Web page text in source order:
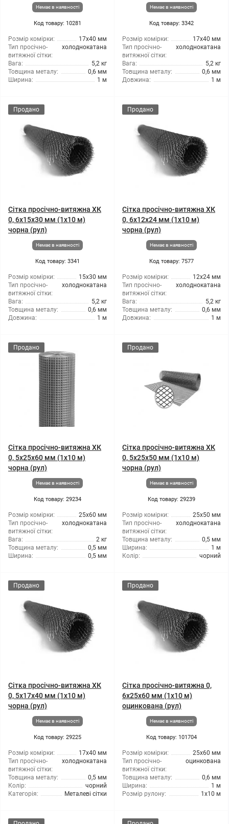
Немає в наявності
Код товару: 10281
Розмір комірки:
17x40 мм
Тип просічно-
витяжної сітки:
холоднокатана
Вага:
5,2 кг
Товщина металу:
0,6 мм
Ширина:
1 м
Немає в наявності
Код товару: 3342
Розмір комірки:
17x40 мм
Тип просічно-
витяжної сітки:
холоднокатана
Вага:
5,2 кг
Товщина металу:
0,6 мм
Довжина:
1 м
Продано
Сітка просічно-витяжна ХК
0, 6x15x30 мм (1x10 м)
чорна (рул)
Немає в наявності
Код товару: 3341
Розмір комірки:
15x30 мм
Тип просічно-
витяжної сітки:
холоднокатана
Вага:
5,2 кг
Товщина металу:
0,6 мм
Довжина:
1 м
Продано
Сітка просічно-витяжна ХК
0, 6x12x24 мм (1x10 м)
чорна (рул)
Немає в наявності
Код товару: 7577
Розмір комірки:
12x24 мм
Тип просічно-
витяжної сітки:
холоднокатана
Вага:
5,2 кг
Товщина металу:
0,6 мм
Довжина:
1 м
Продано
Сітка просічно-витяжна ХК
0, 5x25x60 мм (1x10 м)
чорна (рул)
Немає в наявності
Код товару: 29234
Розмір комірки:
25x60 мм
Тип просічно-
витяжної сітки:
холоднокатана
Вага:
2 кг
Товщина металу:
0,5 мм
Ширина:
0,5 мм
Продано
Сітка просічно-витяжна ХК
0, 5x25x50 мм (1x10 м)
чорна (рул)
Немає в наявності
Код товару: 29239
Розмір комірки:
25x50 мм
Тип просічно-
витяжної сітки:
холоднокатана
Товщина металу:
0,5 мм
Ширина:
1 м
Колір:
чорний
Продано
Сітка просічно-витяжна ХК
0, 5x17x40 мм (1x10 м)
чорна (рул)
Немає в наявності
Код товару: 29225
Розмір комірки:
17x40 мм
Тип просічно-
витяжної сітки:
холоднокатана
Товщина металу:
0,5 мм
Колір:
чорний
Категорія:
Металеві сітки
Продано
Сітка просічно-витяжна 0,
6x25x60 мм (1x10 м)
оцинкована (рул)
Немає в наявності
Код товару: 101704
Розмір комірки:
25x60 мм
Тип просічно-
витяжної сітки:
оцинкована
Товщина металу:
0,6 мм
Ширина:
1 м
Розмір рулону:
1x10 м